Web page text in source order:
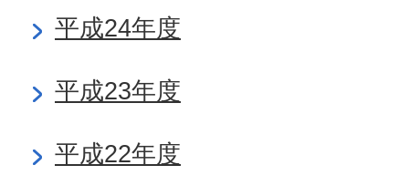
平成24年度
平成23年度
平成22年度